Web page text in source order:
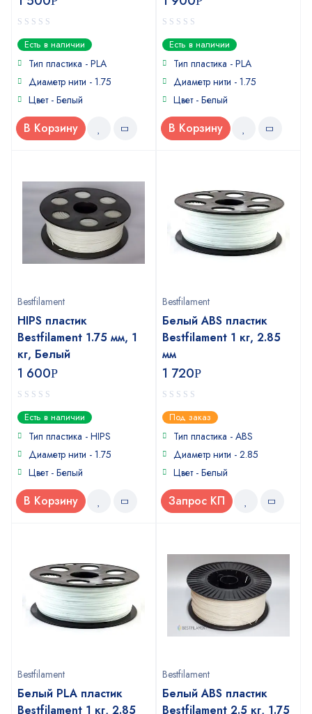
0
out
of
Есть в наличии
Тип пластика - PLA
Диаметр нити - 1.75
Цвет - Белый
В Корзину
0
out
of
Есть в наличии
Тип пластика - PLA
Диаметр нити - 1.75
Цвет - Белый
В Корзину
Bestfilament
HIPS пластик
Bestfilament 1.75 мм, 1
кг, Белый
1 600Р
0
out
of
Есть в наличии
Тип пластика - HIPS
Диаметр нити - 1.75
Цвет - Белый
В Корзину
Bestfilament
Белый ABS пластик
Bestfilament 1 кг, 2.85
мм
1 720Р
0
out
of
Под заказ
Тип пластика - ABS
Диаметр нити - 2.85
Цвет - Белый
Запрос КП
Bestfilament
Белый PLA пластик
Bestfilament 1 кг, 2.85
Bestfilament
Белый ABS пластик
Bestfilament 2.5 кг, 1.75